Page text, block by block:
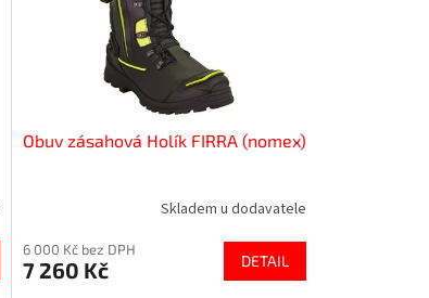
Obuv zásahová Holík FIRRA (nomex)
Skladem u dodavatele
6 000 Kč bez DPH
7 260 Kč DETAIL